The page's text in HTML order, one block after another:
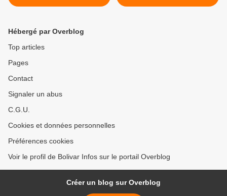
relations diplomatiques
consacré à l'adoption du
Hébergé par Overblog
Top articles
Pages
Contact
Signaler un abus
C.G.U.
Cookies et données personnelles
Préférences cookies
Voir le profil de Bolivar Infos sur le portail Overblog
Créer un blog sur Overblog